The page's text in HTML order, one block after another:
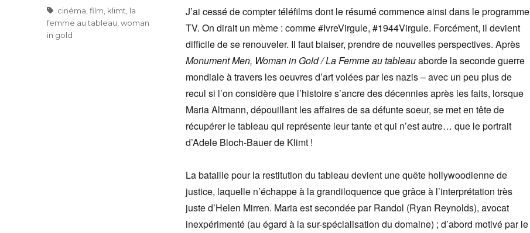
J’ai cessé de compter téléfilms dont le résumé commence ainsi dans le programme
TV. On dirait un mème : comme #IvreVirgule, #1944Virgule. Forcément, il devient
difficile de se renouveler. Il faut biaiser, prendre de nouvelles perspectives. Après
Monument Men, Woman in Gold / La Femme au tableauaborde la seconde guerre
mondiale à travers les oeuvres d’art volées par les nazis – avec un peu plus de
recul si l’on considère que l’histoire s’ancre des décennies après les faits, lorsque
Maria Altmann, dépouillant les affaires de sa défunte soeur, se met en tête de
récupérer le tableau qui représente leur tante et qui n’est autre… que le portrait
d’Adele Bloch-Bauer de Klimt !
La bataille pour la restitution du tableau devient une quête hollywoodienne de
justice, laquelle n’échappe à la grandiloquence que grâce à l’interprétation très
juste d’Helen Mirren. Maria est secondée par Randol (Ryan Reynolds), avocat
inexpérimenté (au égard à la sur-spécialisation du domaine) ; d’abord motivé par le
Étiquettes
cinéma film klimt la
femme au tableau ,woman
in gold